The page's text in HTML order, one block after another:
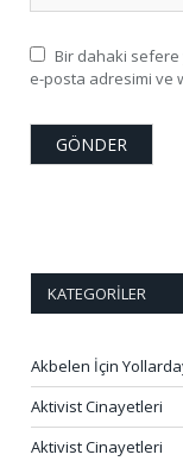
Bir dahaki sefere
e-posta adresimi ve
KATEGORILER
Akbelen İçin
Aktivist Cinayetleri
Aktivist Cinayetleri